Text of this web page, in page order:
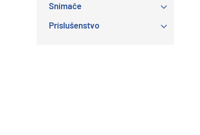
Snímače
Príslušenstvo